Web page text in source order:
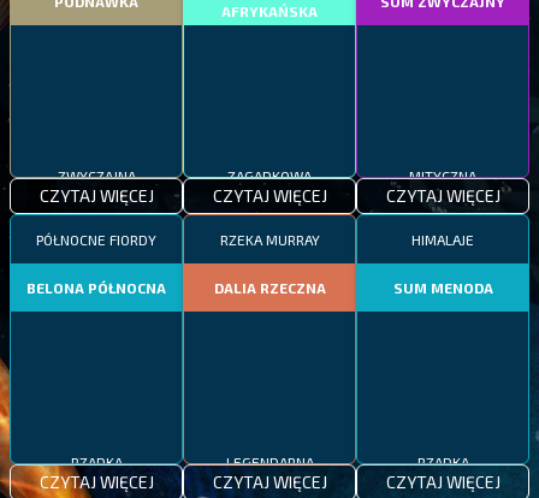
ZWYCZAJNA
CZYTAJ WIĘCEJ
AFRYKAŃSKA
ZAGADKOWA
CZYTAJ WIĘCEJ
MITYCZNA
CZYTAJ WIĘCEJ
PÓŁNOCNE FIORDY
BELONA PÓŁNOCNA
RZADKA
CZYTAJ WIĘCEJ
RZEKA MURRAY
DALIA RZECZNA
LEGENDARNA
CZYTAJ WIĘCEJ
HIMALAJE
SUM MENODA
RZADKA
CZYTAJ WIĘCEJ